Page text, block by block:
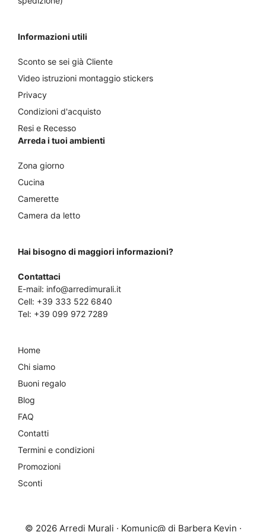
Informazioni utili
Sconto se sei già Cliente
Video istruzioni montaggio stickers
Privacy
Condizioni d'acquisto
Resi e Recesso
Arreda i tuoi ambienti
Zona giorno
Cucina
Camerette
Camera da letto
Hai bisogno di maggiori informazioni?
Contattaci
E-mail: info@arredimurali.it
Cell: +39 333 522 6840
Tel: +39 099 972 7289
Home
Chi siamo
Buoni regalo
Blog
FAQ
Contatti
Termini e condizioni
Promozioni
Sconti
© 2026 Arredi Murali · Komunic@ di Barbera Kevin ·